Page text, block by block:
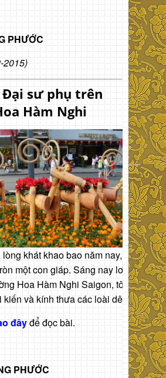
PHƯỚC
2015)
sư phụ trên
Hàm Nghi
khát khao bao năm nay,
một con giáp. Sáng nay lơn
Hoa Hàm Nghi Saigon, tôi
và kính thưa các loài dê.
đâyđể đọc bài.
PHƯỚC